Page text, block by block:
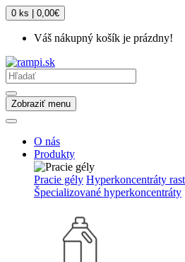
0 ks | 0,00€
Váš nákupný košík je prázdny!
Zobraziť menu
O nás
Produkty
Pracie gély Hyperkoncentráty
Špecializované hyperkoncentráty